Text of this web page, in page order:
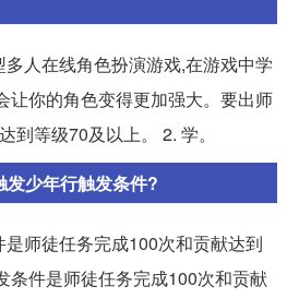
多人在线角色扮演游戏,在游戏中学
让你的角色变得更加强大。要出师
到等级70及以上。 2. 学。
少年行触发条件?
师徒任务完成100次和贡献达到
条件是师徒任务完成100次和贡献